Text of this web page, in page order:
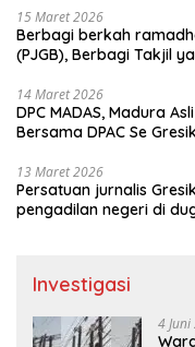
15 Maret 2026
Berbagi berkah
(PJGB), Berbagi Takjil
14 Maret 2026
DPC MADAS, Madura
Bersama DPAC Se
13 Maret 2026
Persatuan jurnalis
pengadilan negeri di
Investigasi
4